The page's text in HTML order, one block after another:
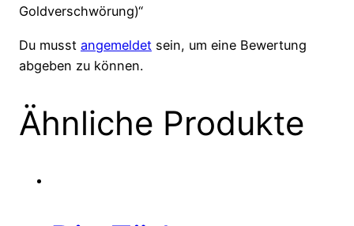
Goldverschwörung)“
Du musst angemeldet sein, um eine Bewertung
abgeben zu können.
Ähnliche Produkte